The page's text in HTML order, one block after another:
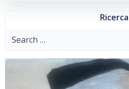
Ricerca
Search